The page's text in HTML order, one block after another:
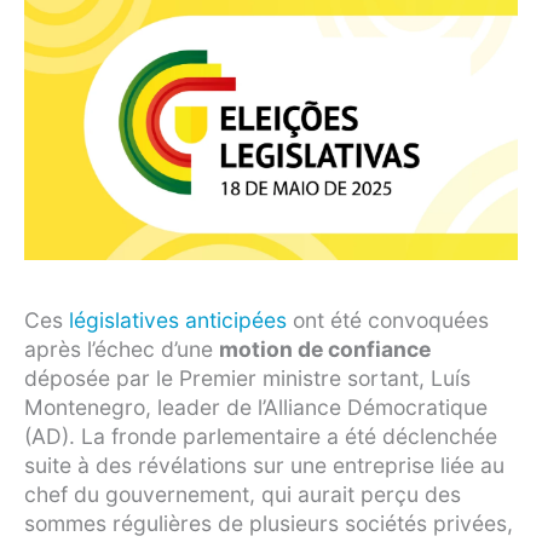
Ces législatives anticipées ont été convoquées
après l’échec d’une motion de confiance
déposée par le Premier ministre sortant, Luís
Montenegro, leader de l’Alliance Démocratique
(AD). La fronde parlementaire a été déclenchée
suite à des révélations sur une entreprise liée au
chef du gouvernement, qui aurait perçu des
sommes régulières de plusieurs sociétés privées,